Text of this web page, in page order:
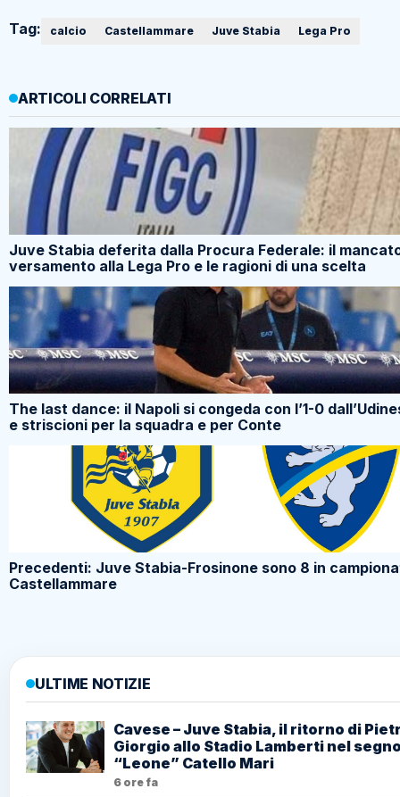
Tag: calcio Castellammare Juve Stabia Lega Pro
ARTICOLI CORRELATI
Juve Stabia deferita dalla Procura Federale: il
versamento alla Lega Pro e le ragioni di una scelta
The last dance: il Napoli si congeda con l’1-0
e striscioni per la squadra e per Conte
Precedenti: Juve Stabia-Frosinone sono 8 in
Castellammare
ULTIME NOTIZIE
Cavese – Juve Stabia, il ritorno di
Giorgio allo Stadio Lamberti nel
“Leone” Catello Mari
6 ore fa